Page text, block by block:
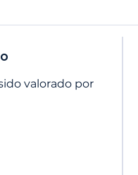
valorado por